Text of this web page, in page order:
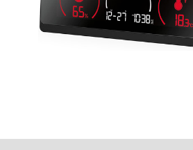
ΕΊΔΗ ΓΡΑΦΕΊΟΥ ΚΑΙ ΚΑΛΏΔΙΑ